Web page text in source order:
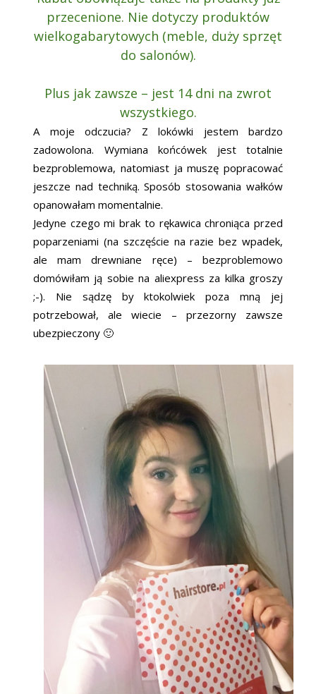
przecenione. Nie dotyczy produktów
wielkogabarytowych (meble, duży sprzęt
do salonów).
Plus jak zawsze – jest 14 dni na zwrot
wszystkiego.
A moje odczucia? Z lokówki jestem bardzo
zadowolona. Wymiana końcówek jest totalnie
bezproblemowa, natomiast ja muszę popracować
jeszcze nad techniką. Sposób stosowania wałków
opanowałam momentalnie.
Jedyne czego mi brak to rękawica chroniąca przed
poparzeniami (na szczęście na razie bez wpadek,
ale mam drewniane ręce) – bezproblemowo
domówiłam ją sobie na aliexpress za kilka groszy
;-). Nie sądzę by ktokolwiek poza mną jej
potrzebował, ale wiecie – przezorny zawsze
ubezpieczony 🙂